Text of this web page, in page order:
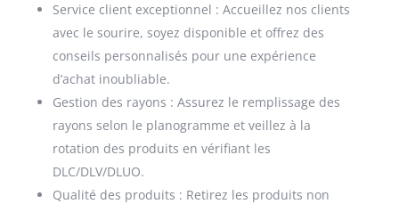
Service client exceptionnel : Accueillez nos clients
avec le sourire, soyez disponible et offrez des
conseils personnalisés pour une expérience
d’achat inoubliable.
Gestion des rayons : Assurez le remplissage des
rayons selon le planogramme et veillez à la
rotation des produits en vérifiant les
DLC/DLV/DLUO.
Qualité des produits : Retirez les produits non